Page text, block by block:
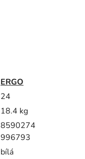
ERGO
24
18.4 kg
8590274
996793
bílá